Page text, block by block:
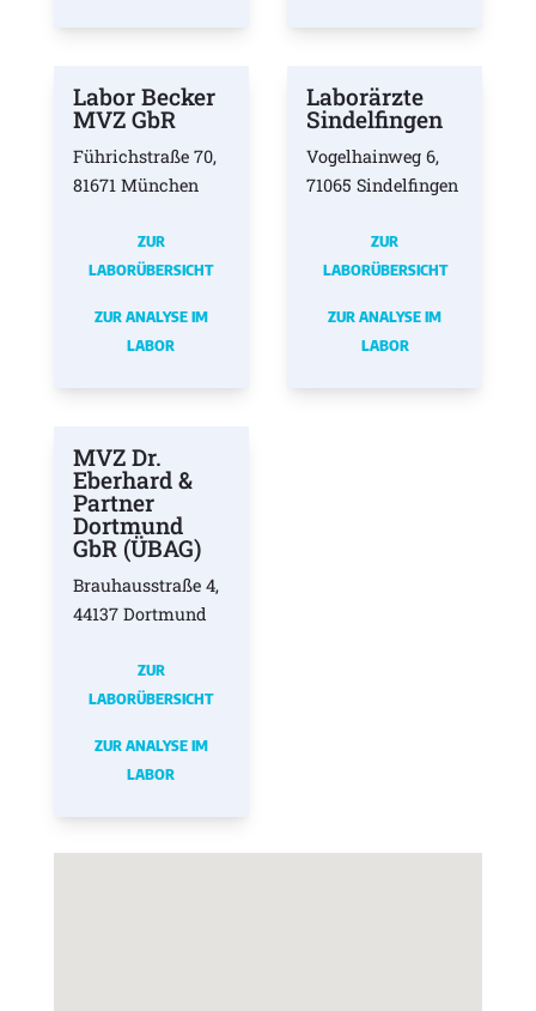
Labor Becker
MVZ GbR
Führichstraße 70,
81671 München
ZUR
LABORÜBERSICHT
ZUR ANALYSE IM
LABOR
Laborärzte
Sindelfingen
Vogelhainweg 6,
71065 Sindelfingen
ZUR
LABORÜBERSICHT
ZUR ANALYSE IM
LABOR
MVZ Dr.
Eberhard &
Partner
Dortmund
GbR (ÜBAG)
Brauhausstraße 4,
44137 Dortmund
ZUR
LABORÜBERSICHT
ZUR ANALYSE IM
LABOR